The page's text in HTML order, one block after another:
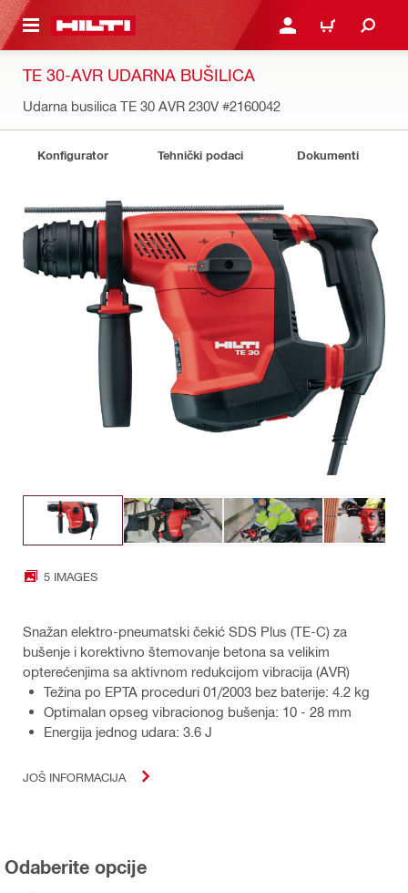
SADRŽAJ PRIJAVITE SE ILI SE
KORPA
TE 30-AVR UDARNA BUŠILICA
Udarna busilica TE 30 AVR 230V #2160042
Konfigurator Tehnički podaci Dokumenti
5 IMAGES
Snažan elektro-pneumatski čekić SDS Plus (TE-C) za
bušenje i korektivno štemovanje betona sa velikim
opterećenjima sa aktivnom redukcijom vibracija (AVR)
Težina po EPTA proceduri 01/2003 bez baterije: 4.2 kg
Optimalan opseg vibracionog bušenja: 10 - 28 mm
Energija jednog udara: 3.6 J
JOŠ INFORMACIJA
Odaberite opcije